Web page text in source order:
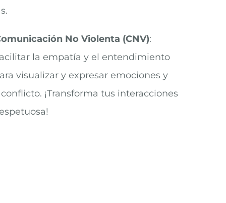
No Violenta (CNV):
la empatía y el entendimiento
visualizar y expresar emociones y
¡Transforma tus interacciones